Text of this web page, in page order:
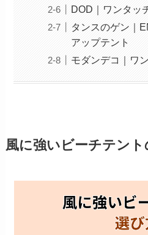
DOD｜ワンタッ
タンスのゲン｜
アップテント
モダンデコ｜ワ
風に強いビーチテント